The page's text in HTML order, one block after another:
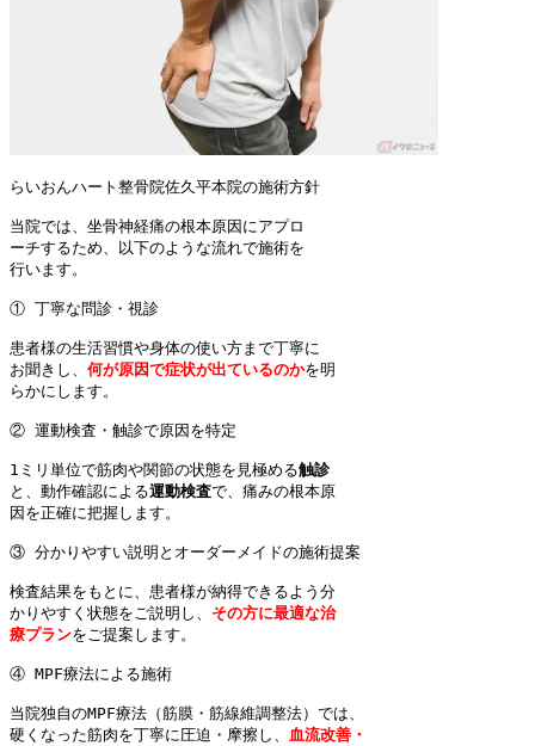
らいおんハート整骨院佐久平本院の施術方針
当院では、坐骨神経痛の根本原因にアプロ
ーチするため、以下のような流れで施術を
行います。
① 丁寧な問診・視診
患者様の生活習慣や身体の使い方まで丁寧に
お聞きし、 何が原因で症状が出ているのかを明
らかにします。
② 運動検査・触診で原因を特定
1ミリ単位で筋肉や関節の状態を見極める
と、動作確認による運動検査で、痛みの根本原
因を正確に把握します。
③ 分かりやすい説明とオーダーメイドの施術提案
検査結果をもとに、患者様が納得できるよう分
かりやすく状態をご説明し、 その方に最適な治
療プランをご提案します。
④ MPF療法による施術
当院独自のMPF療法（筋膜・筋線維調整法）では、
硬くなった筋肉を丁寧に圧迫・摩擦し、 血流改善・